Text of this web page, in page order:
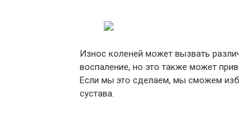
Износ коленей может вызвать
воспаление, но это также может
Если мы это сделаем, мы сможем
сустава.